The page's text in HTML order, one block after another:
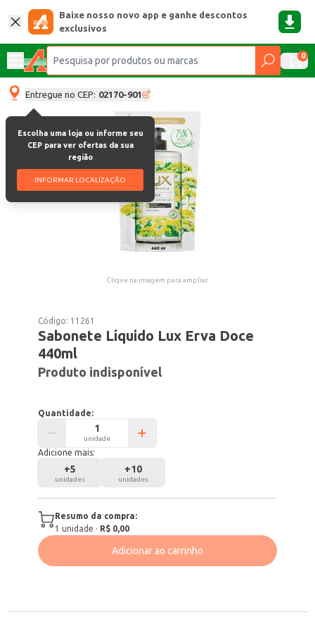
Baixe nosso novo app e ganhe descontos
exclusivos
0
Entregue no CEP: 02170-901
Escolha uma loja ou informe seu
CEP para ver ofertas da sua
região
INFORMAR LOCALIZAÇÃO
Clique na imagem para ampliar.
Código: 11261
Sabonete Líquido Lux Erva Doce
440ml
Produto indisponível
Quantidade:
unidade
Adicione mais:
+5
unidades
+10
unidades
Resumo da compra:
1 unidade · R$ 0,00
Adicionar ao carrinho